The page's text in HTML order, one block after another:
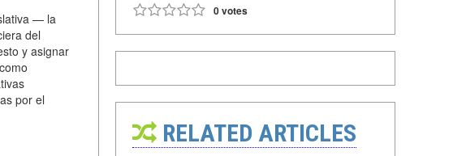
— la
del
y asignar
por el
0 votes
RELATED ARTICLES